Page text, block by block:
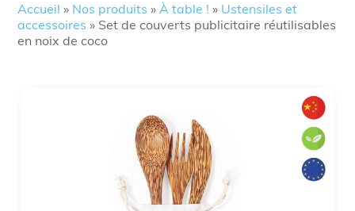
Accueil » Nos produits »À table ! » Ustensiles et
accessoires » Set de couverts publicitaire réutilisables
en noix de coco